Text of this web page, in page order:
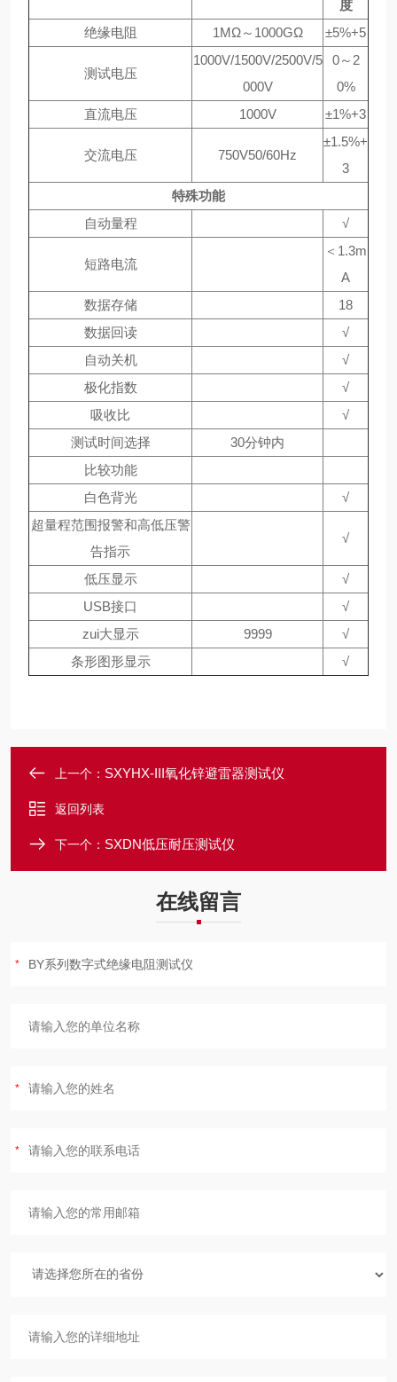
度
绝缘电阻
1MΩ～1000GΩ ±5%+5
测试电压
1000V/1500V/2500V/5
000V
0～2
0%
直流电压
1000V ±1%+3
交流电压 750V50/60Hz
±1.5%+
3
特殊功能
自动量程
√
短路电流
＜1.3m
A
数据存储
18
数据回读
√
自动关机
√
极化指数
√
吸收比
√
测试时间选择
30分钟内
比较功能
白色背光
√
超量程范围报警和高低压警
告指示
√
低压显示
√
USB接口
√
zui大显示
9999
√
条形图形显示
√
上一个： SXYHX-III氧化锌避雷器测试仪
返回列表
下一个： SXDN低压耐压测试仪
在线留言